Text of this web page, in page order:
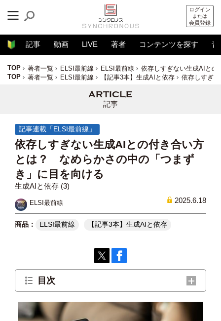
ログイン
または
会員登録
記事 動画 LIVE 著者 コンテンツを探す 音
TOP 著者一覧 ELSI最前線 ELSI最前線
依存しすぎない生成AIと
TOP
著者一覧 ELSI最前線 【記事3本】生成AIと依存 依存しすぎ
記事
記事連載「ELSI最前線」
依存しすぎない生成AIとの付き合い方
とは？ なめらかさの中の「つまず
き」に目を向ける
生成AIと依存 (3)
ELSI最前線 2025.6.18
ELSI最前線 【記事3本】生成AIと依存
目次
テクノロジーに囲まれて生きる時代に「苦
痛」をどう考えるか？